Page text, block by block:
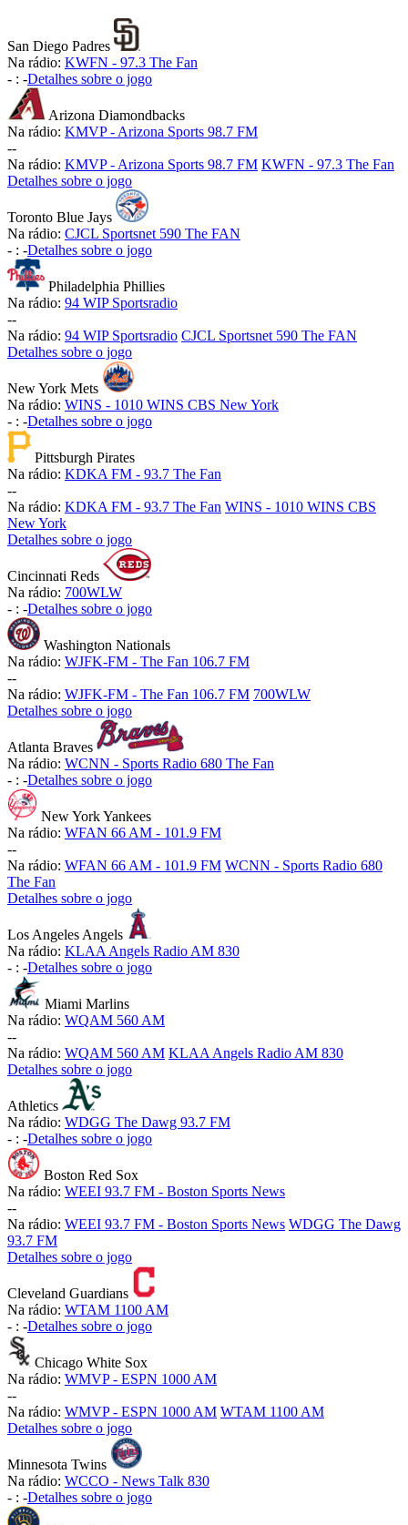
San Diego Padres
Na rádio: KWFN - 97.3 The Fan
- : -Detalhes sobre o jogo
Arizona Diamondbacks
Na rádio: KMVP - Arizona Sports 98.7 FM
--
Na rádio: KMVP - Arizona Sports 98.7 FM KWFN - 97.3 The Fan
Detalhes sobre o jogo
Toronto Blue Jays
Na rádio: CJCL Sportsnet 590 The FAN
- : -Detalhes sobre o jogo
Philadelphia Phillies
Na rádio: 94 WIP Sportsradio
--
Na rádio: 94 WIP Sportsradio CJCL Sportsnet 590 The FAN
Detalhes sobre o jogo
New York Mets
Na rádio: WINS - 1010 WINS CBS New York
- : -Detalhes sobre o jogo
Pittsburgh Pirates
Na rádio: KDKA FM - 93.7 The Fan
--
Na rádio: KDKA FM - 93.7 The Fan WINS - 1010 WINS CBS
New York
Detalhes sobre o jogo
Cincinnati Reds
Na rádio: 700WLW
- : -Detalhes sobre o jogo
Washington Nationals
Na rádio: WJFK-FM - The Fan 106.7 FM
--
Na rádio: WJFK-FM - The Fan 106.7 FM 700WLW
Detalhes sobre o jogo
Atlanta Braves
Na rádio: WCNN - Sports Radio 680 The Fan
- : -Detalhes sobre o jogo
New York Yankees
Na rádio: WFAN 66 AM - 101.9 FM
--
Na rádio: WFAN 66 AM - 101.9 FM WCNN - Sports Radio 680
The Fan
Detalhes sobre o jogo
Los Angeles Angels
Na rádio: KLAA Angels Radio AM 830
- : -Detalhes sobre o jogo
Miami Marlins
Na rádio: WQAM 560 AM
--
Na rádio: WQAM 560 AM KLAA Angels Radio AM 830
Detalhes sobre o jogo
Athletics
Na rádio: WDGG The Dawg 93.7 FM
- : -Detalhes sobre o jogo
Boston Red Sox
Na rádio: WEEI 93.7 FM - Boston Sports News
--
Na rádio: WEEI 93.7 FM - Boston Sports News WDGG The Dawg
93.7 FM
Detalhes sobre o jogo
Cleveland Guardians
Na rádio: WTAM 1100 AM
- : -Detalhes sobre o jogo
Chicago White Sox
Na rádio: WMVP - ESPN 1000 AM
--
Na rádio: WMVP - ESPN 1000 AM WTAM 1100 AM
Detalhes sobre o jogo
Minnesota Twins
Na rádio: WCCO - News Talk 830
- : -Detalhes sobre o jogo